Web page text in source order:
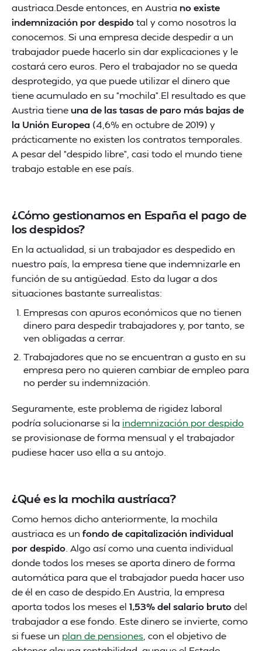
austriaca.Desde entonces, en Austria no existe
indemnización por despidotal y como nosotros la
conocemos. Si una empresa decide despedir a un
trabajador puede hacerlo sin dar explicaciones y le
costará cero euros. Pero el trabajador no se queda
desprotegido, ya que puede utilizar el dinero que
tiene acumulado en su “mochila”.El resultado es que
Austria tieneuna de las tasas de paro más bajas de
la Unión Europea (4,6% en octubre de 2019) y
prácticamente no existen los contratos temporales.
A pesar del “despido libre”, casi todo el mundo tiene
trabajo estable en ese país.
¿Cómo gestionamos en España el pago de
los despidos?
En la actualidad, si un trabajador es despedido en
nuestro país, la empresa tiene que indemnizarle en
función de su antigüedad. Esto da lugar a dos
situaciones bastante surrealistas:
Empresas con apuros económicos que no tienen
dinero para despedir trabajadores y, por tanto, se
ven obligadas a cerrar.
Trabajadores que no se encuentran a gusto en su
empresa pero no quieren cambiar de empleo para
no perder su indemnización.
Seguramente, este problema de rigidez laboral
podría solucionarse si la indemnización por despido
se provisionase de forma mensual y el trabajador
pudiese hacer uso ella a su antojo.
¿Qué es la mochila austríaca?
Como hemos dicho anteriormente, la mochila
austriaca es un fondo de capitalización individual
por despido . Algo así como una cuenta individual
donde todos los meses se aporta dinero de forma
automática para que el trabajador pueda hacer uso
de él en caso de despido.En Austria, la empresa
aporta todos los meses el 1,53% del salario brutodel
trabajador a ese fondo. Este dinero se invierte, como
si fuese un plan de pensiones , con el objetivo de